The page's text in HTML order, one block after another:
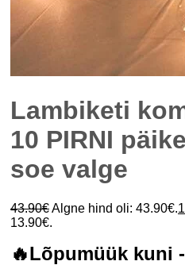
Lambiketi
10 PIRNI
soe valge
43.90€Algne hind oli: 43.90€.
13.90€.
🔥Lõpumüük kuni -